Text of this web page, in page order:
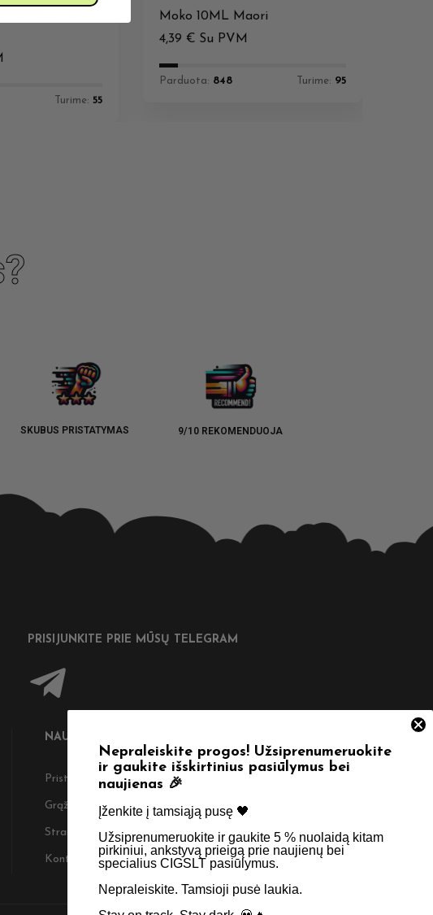
Turime: 55
Moko 10ML Maori
4,39 € Su PVM
Parduota: 848 Turime: 95
SKUBUS PRISTATYMAS 9/10 REKOMENDUOJA
PRISIJUNKITE PRIE MŪSŲ TELEGRAM
NAUDINGOS NUORODOS
Pristatymas
Grąžinimas Privatumo politika
Straipsniai Apie Mus
Kontaktai Didmenos užklausos
Nepraleiskite progos! Užsiprenumeruokite
ir gaukite išskirtinius pasiūlymus bei
naujienas 🎉
Įženkite į tamsiąją pusę 🖤 ​
Užsiprenumeruokite ir gaukite 5 % nuolaidą kitam
pirkiniui, ankstyvą prieigą prie naujienų bei
specialius CIGSLT pasiūlymus. ​
Nepraleiskite. Tamsioji pusė laukia.